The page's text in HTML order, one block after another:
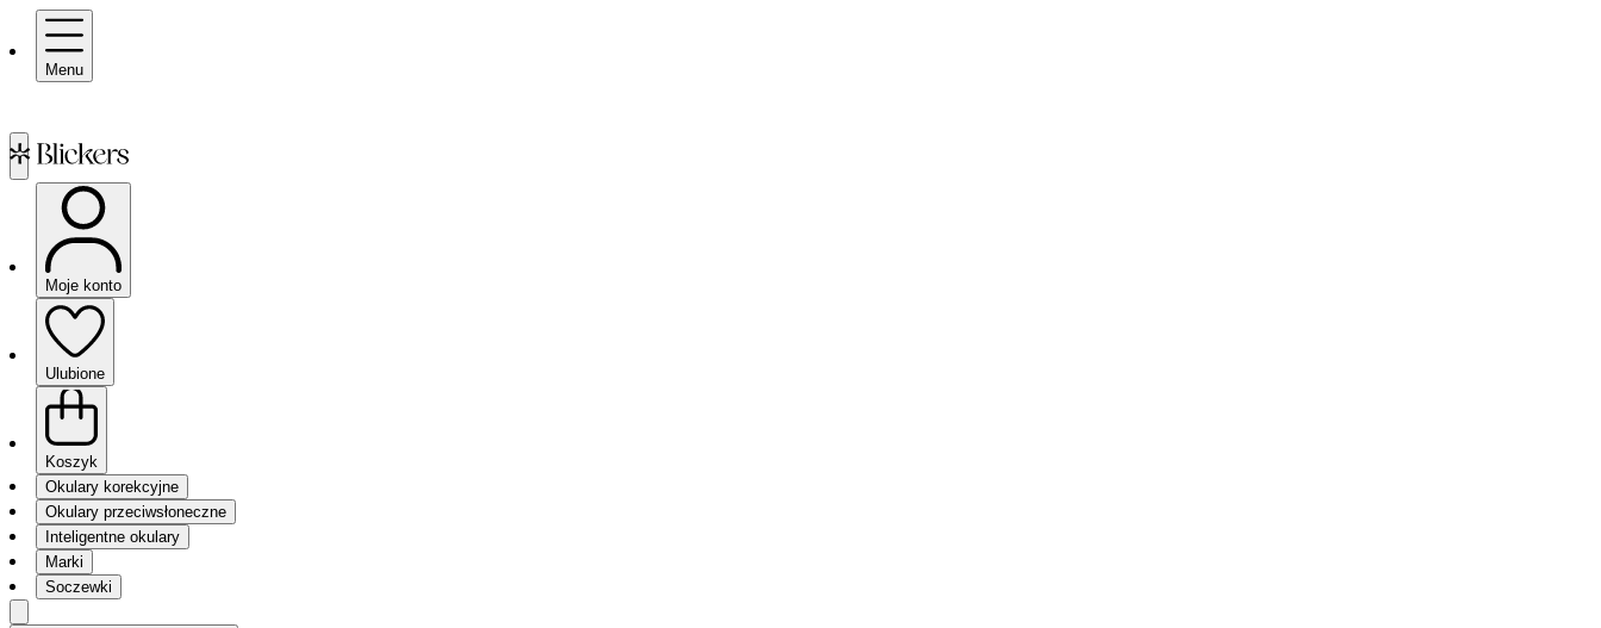
Menu
Moje konto
Ulubione
Koszyk
Okulary korekcyjne
Okulary przeciwsłoneczne
Inteligentne okulary
Marki
Soczewki